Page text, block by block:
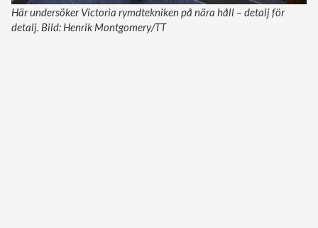
Här undersöker Victoria rymdtekniken på nära håll – detalj för
detalj. Bild: Henrik Montgomery/TT